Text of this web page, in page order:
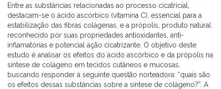
Entre as substâncias relacionadas ao processo cicatricial,
destacam-se o ácido ascórbico (vitamina C), essencial para a
estabilização das fibras colágenas, e a própolis, produto natural
reconhecido por suas propriedades antioxidantes, anti-
inflamatórias e potencial ação cicatrizante. O objetivo deste
estudo é analisar os efeitos do ácido ascórbico e da própolis na
síntese de colágeno em tecidos cutâneos e mucosas,
buscando responder à seguinte questão norteadora: “quais são
os efeitos dessas substâncias sobre a síntese de colágeno?”. A